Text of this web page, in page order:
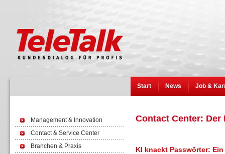
Start News Job &
Management & Innovation
Contact & Service Center
Branchen & Praxis
Contact Center:
KI knackt Passwörter: